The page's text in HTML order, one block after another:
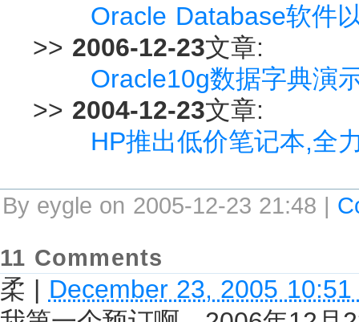
Oracle Database软件
>> 2006-12-23文章:
Oracle10g数据字典演
>> 2004-12-23文章:
HP推出低价笔记本,全
By eygle on 2005-12-23 21:48 |
11 Comments
柔 | December 23, 2005 10:51